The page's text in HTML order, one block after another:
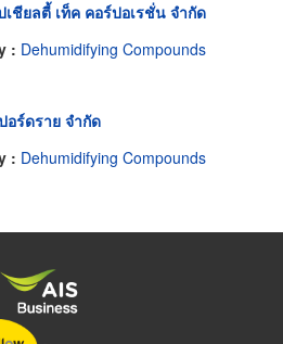
เชียลตี้ เท็ค คอร์ปอเรชั่น จำกัด
: Dehumidifying Compounds
อร์ดราย จำกัด
: Dehumidifying Compounds